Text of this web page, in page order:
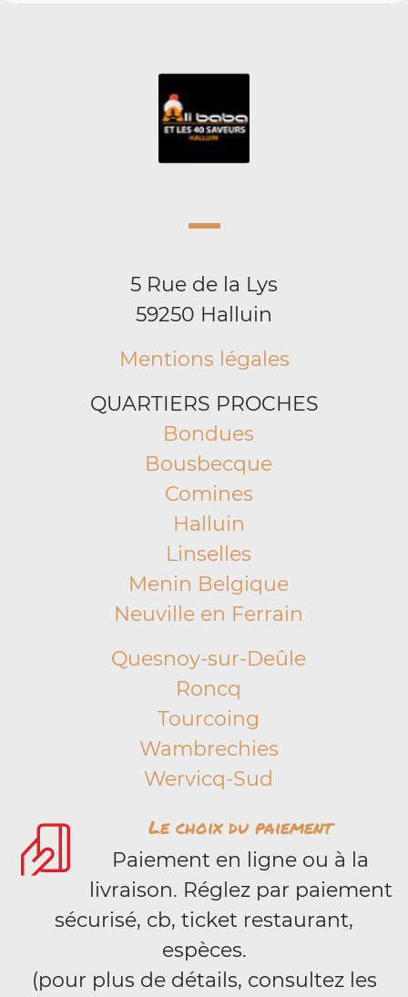
5 Rue de la Lys
59250 Halluin
Mentions légales
QUARTIERS PROCHES
Bondues
Bousbecque
Comines
Halluin
Linselles
Menin Belgique
Neuville en Ferrain
Quesnoy-sur-Deûle
Roncq
Tourcoing
Wambrechies
Wervicq-Sud
Le choix du paiement
Paiement en ligne ou à la
livraison. Réglez par paiement
sécurisé, cb, ticket restaurant,
espèces.
(pour plus de détails, consultez les